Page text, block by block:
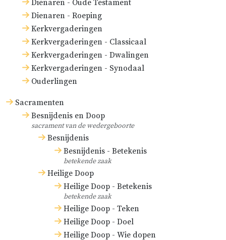
Dienaren - Oude Testament
Dienaren - Roeping
Kerkvergaderingen
Kerkvergaderingen - Classicaal
Kerkvergaderingen - Dwalingen
Kerkvergaderingen - Synodaal
Ouderlingen
Sacramenten
Besnijdenis en Doop
sacrament van de wedergeboorte
Besnijdenis
Besnijdenis - Betekenis
betekende zaak
Heilige Doop
Heilige Doop - Betekenis
betekende zaak
Heilige Doop - Teken
Heilige Doop - Doel
Heilige Doop - Wie dopen